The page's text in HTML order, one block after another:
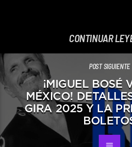
CONTINUAR
POST SIGUIENTE
¡MIGUEL BOSÉ
MÉXICO!
GIRA 2025 Y LA